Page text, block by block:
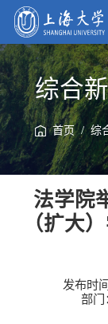
综合
首页/综
法学院
（扩大
发布时
部门